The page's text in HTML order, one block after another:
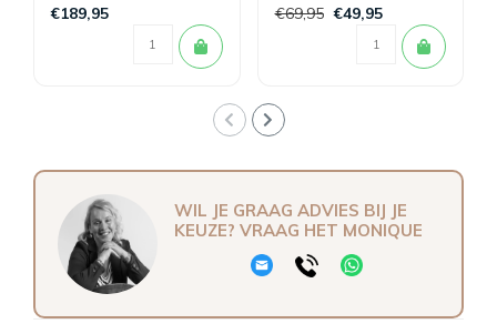
€189,95 €69,95 €49,95
WIL JE GRAAG ADVIES BIJ JE
KEUZE? VRAAG HET MONIQUE